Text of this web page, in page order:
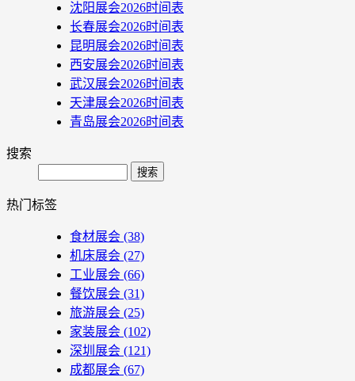
沈阳展会2026时间表
长春展会2026时间表
昆明展会2026时间表
西安展会2026时间表
武汉展会2026时间表
天津展会2026时间表
青岛展会2026时间表
搜索
Search
热门标签
食材展会 (38)
机床展会 (27)
工业展会 (66)
餐饮展会 (31)
旅游展会 (25)
家装展会 (102)
深圳展会 (121)
成都展会 (67)